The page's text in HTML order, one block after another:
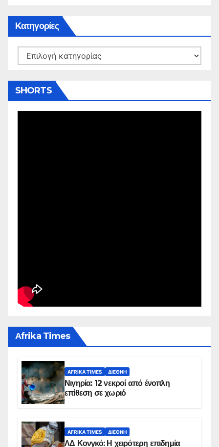
Kατηγορίες
Kατηγορίες
SHORTS
Αfrika Times
AFRIKA TIMES ΔΙΕΘΝΉ
Νιγηρία: 12 νεκροί από ένοπλη
επίθεση σε χωριό
AFRIKA TIMES ΔΙΕΘΝΉ
ΛΔ Κονγκό: Η χειρότερη επιδημία